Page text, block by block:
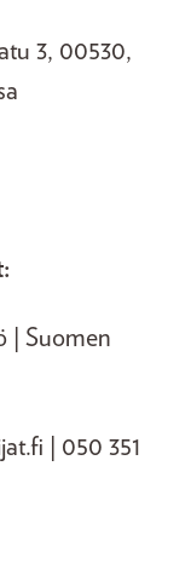
3, 00530,
| Suomen
| 050 351